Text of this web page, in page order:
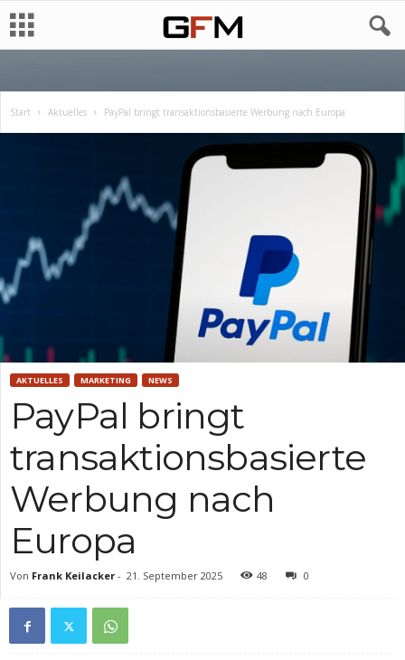
Start Aktuelles PayPal bringt transaktionsbasierte Werbung nach Europa
AKTUELLES MARKETING NEWS
PayPal bringt
transaktionsbasierte
Werbung nach
Europa
Von Frank Keilacker - 21. September 2025 48 0